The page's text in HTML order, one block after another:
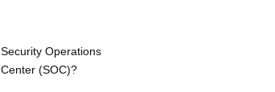
Security Operations
Center (SOC)?